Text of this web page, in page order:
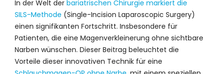
In der Welt der bariatrischen Chirurgie markiert die
SILS-Methode (Single-Incision Laparoscopic Surgery)
einen signifikanten Fortschritt. Insbesondere für
Patienten, die eine Magenverkleinerung ohne sichtbare
Narben wünschen. Dieser Beitrag beleuchtet die
Vorteile dieser innovativen Technik für eine